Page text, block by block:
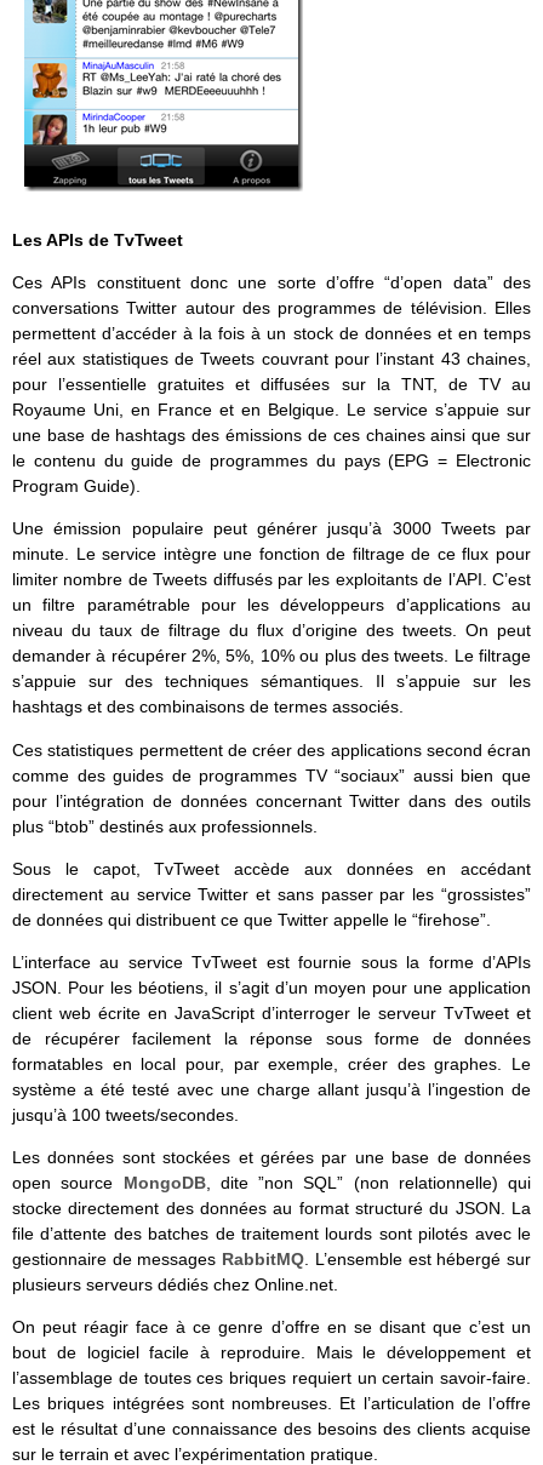
Les APIs de TvTweet
Ces APIs constituent donc une sorte d’offre “d’open data” des
conversations Twitter autour des programmes de télévision. Elles
permettent d’accéder à la fois à un stock de données et en temps
réel aux statistiques de Tweets couvrant pour l’instant 43 chaines,
pour l’essentielle gratuites et diffusées sur la TNT, de TV au
Royaume Uni, en France et en Belgique. Le service s’appuie sur
une base de hashtags des émissions de ces chaines ainsi que sur
le contenu du guide de programmes du pays (EPG = Electronic
Program Guide).
Une émission populaire peut générer jusqu’à 3000 Tweets par
minute. Le service intègre une fonction de filtrage de ce flux pour
limiter nombre de Tweets diffusés par les exploitants de l’API. C’est
un filtre paramétrable pour les développeurs d’applications au
niveau du taux de filtrage du flux d’origine des tweets. On peut
demander à récupérer 2%, 5%, 10% ou plus des tweets. Le filtrage
s’appuie sur des techniques sémantiques. Il s’appuie sur les
hashtags et des combinaisons de termes associés.
Ces statistiques permettent de créer des applications second écran
comme des guides de programmes TV “sociaux” aussi bien que
pour l’intégration de données concernant Twitter dans des outils
plus “btob” destinés aux professionnels.
Sous le capot, TvTweet accède aux données en accédant
directement au service Twitter et sans passer par les “grossistes”
de données qui distribuent ce que Twitter appelle le “firehose”.
L’interface au service TvTweet est fournie sous la forme d’APIs
JSON. Pour les béotiens, il s’agit d’un moyen pour une application
client web écrite en JavaScript d’interroger le serveur TvTweet et
de récupérer facilement la réponse sous forme de données
formatables en local pour, par exemple, créer des graphes. Le
système a été testé avec une charge allant jusqu’à l’ingestion de
jusqu’à 100 tweets/secondes.
Les données sont stockées et gérées par une base de données
open source MongoDB, dite ”non SQL” (non relationnelle) qui
stocke directement des données au format structuré du JSON. La
file d’attente des batches de traitement lourds sont pilotés avec le
gestionnaire de messages RabbitMQ . L’ensemble est hébergé sur
plusieurs serveurs dédiés chez Online.net.
On peut réagir face à ce genre d’offre en se disant que c’est un
bout de logiciel facile à reproduire. Mais le développement et
l’assemblage de toutes ces briques requiert un certain savoir-faire.
Les briques intégrées sont nombreuses. Et l’articulation de l’offre
est le résultat d’une connaissance des besoins des clients acquise
sur le terrain et avec l’expérimentation pratique.